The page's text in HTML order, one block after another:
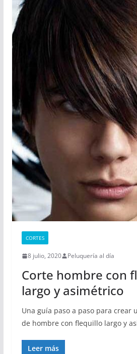
CORTES
8 julio, 2020 Peluquería al día
Corte hombre con
largo y asimétrico
Una guía paso a paso para crear
de hombre con flequillo largo y
Leer más